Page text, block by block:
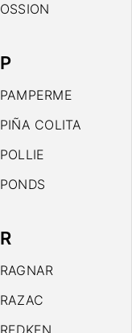
OSSION
P
PAMPERME
PIÑA COLITA
POLLIE
PONDS
R
RAGNAR
RAZAC